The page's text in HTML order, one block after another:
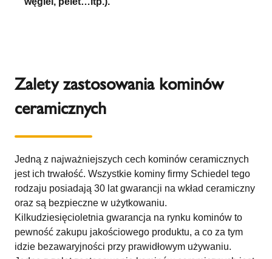
Zalety zastosowania kominów
ceramicznych
Jedną z najważniejszych cech kominów ceramicznych
jest ich trwałość. Wszystkie kominy firmy Schiedel tego
rodzaju posiadają 30 lat gwarancji na wkład ceramiczny
oraz są bezpieczne w użytkowaniu.
Kilkudziesięcioletnia gwarancja na rynku kominów to
pewność zakupu jakościowego produktu, a co za tym
idzie bezawaryjności przy prawidłowym używaniu.